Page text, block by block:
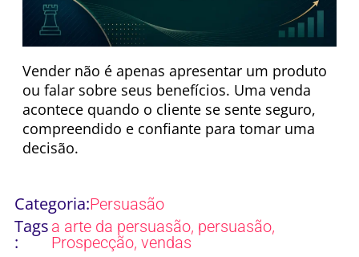
Vender não é apenas apresentar um produto
ou falar sobre seus benefícios. Uma venda
acontece quando o cliente se sente seguro,
compreendido e confiante para tomar uma
decisão.
Categoria:Persuasão
Tags
:
a arte da persuasão, persuasão,
Prospecção, vendas